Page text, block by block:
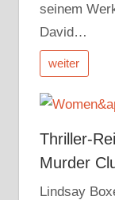
seinem
David…
weiter
Thriller-
Murder
Lindsay